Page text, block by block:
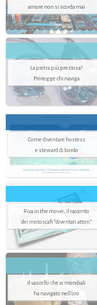
amore non si scorda mai
La pietra più preziosa?
Protegge chi naviga
Come diventare hostess
e steward di bordo
Riva in the movie, il racconto
dei motoscafi “diventati attori”
Il vascello che ai mondiali
ha navigato nell’oro